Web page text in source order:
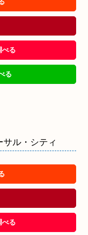
る
る
ル・シティ
る